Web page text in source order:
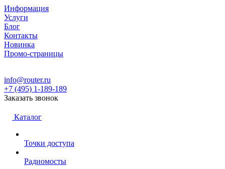
Информация
Услуги
Блог
Контакты
Новинка
Промо-страницы
info@router.ru
+7 (495) 1-189-189
Заказать звонок
Каталог
Точки доступа
Радиомосты